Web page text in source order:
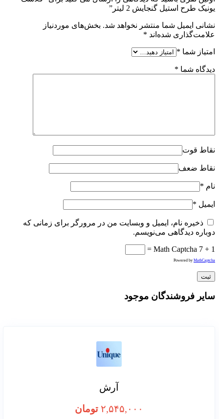
یونیک طرح استیل گنجایش 2 لیتر”
نشانی ایمیل شما منتشر نخواهد شد. بخش‌های موردنیاز
علامت‌گذاری شده‌اند *
امتیاز شما *
دیدگاه شما *
نقاط قوت
نقاط ضعف
نام *
ایمیل *
ذخیره نام، ایمیل و وبسایت من در مرورگر برای زمانی که
دوباره دیدگاهی می‌نویسم.
Math Captcha 7 + 1 =
Powered by MathCaptcha
سایر فروشندگان موجود
آرش
۲,۵۴۵,۰۰۰ تومان